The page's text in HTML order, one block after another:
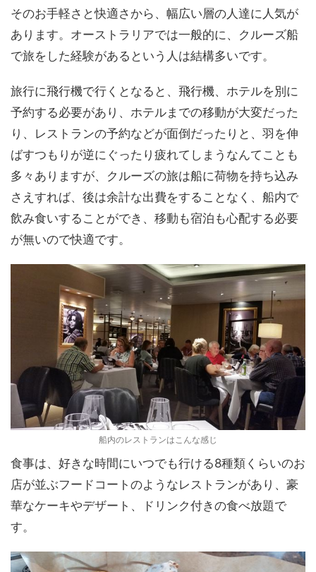
そのお手軽さと快適さから、幅広い層の人達に人気が
あります。オーストラリアでは一般的に、クルーズ船
で旅をした経験があるという人は結構多いです。
旅行に飛行機で行くとなると、飛行機、ホテルを別に
予約する必要があり、ホテルまでの移動が大変だった
り、レストランの予約などが面倒だったりと、羽を伸
ばすつもりが逆にぐったり疲れてしまうなんてことも
多々ありますが、クルーズの旅は船に荷物を持ち込み
さえすれば、後は余計な出費をすることなく、船内で
飲み食いすることができ、移動も宿泊も心配する必要
が無いので快適です。
船内のレストランはこんな感じ
食事は、好きな時間にいつでも行ける8種類くらいのお
店が並ぶフードコートのようなレストランがあり、豪
華なケーキやデザート、ドリンク付きの食べ放題で
す。